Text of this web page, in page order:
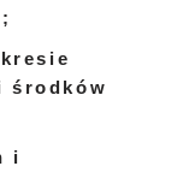
środków
i